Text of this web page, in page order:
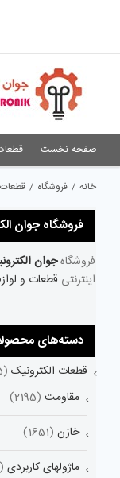
صفحه نخست
خانه / فروشگاه / قطعات
فروشگاه جوان
فروشگاهجوان
اینترنتی قطعات و
دسته‌های
قطعات الکترونیک (11265)
مقاومت (2195)
خازن (1651)
ماژولهای کاربردی (1644)